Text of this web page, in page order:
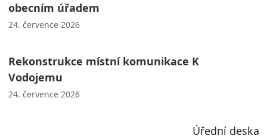
obecním úřadem
24. července 2026
Rekonstrukce místní komunikace K
Vodojemu
24. července 2026
Úřední deska